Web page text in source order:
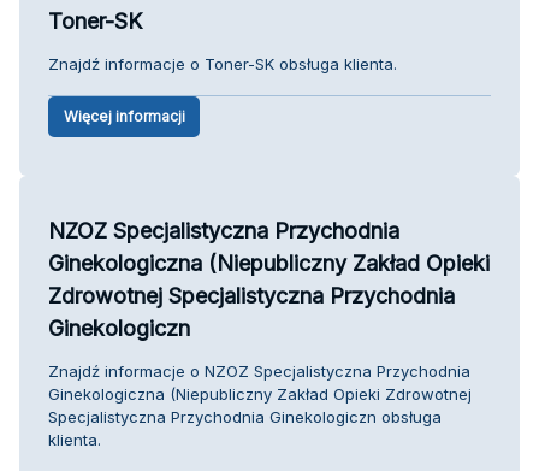
Toner-SK
Znajdź informacje o Toner-SK obsługa klienta.
Więcej informacji
NZOZ Specjalistyczna Przychodnia
Ginekologiczna (Niepubliczny Zakład Opieki
Zdrowotnej Specjalistyczna Przychodnia
Ginekologiczn
Znajdź informacje o NZOZ Specjalistyczna Przychodnia
Ginekologiczna (Niepubliczny Zakład Opieki Zdrowotnej
Specjalistyczna Przychodnia Ginekologiczn obsługa
klienta.